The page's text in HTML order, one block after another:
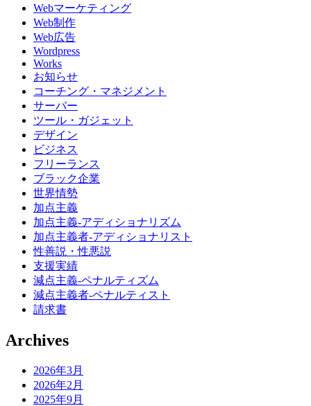
Webマーケティング
Web制作
Web広告
Wordpress
Works
お知らせ
コーチング・マネジメント
サーバー
ツール・ガジェット
デザイン
ビジネス
フリーランス
ブラック企業
世界情勢
加点主義
加点主義-アディショナリズム
加点主義者-アディショナリスト
性善説・性悪説
支援実績
減点主義-ペナルティズム
減点主義者-ペナルティスト
請求書
Archives
2026年3月
2026年2月
2025年9月